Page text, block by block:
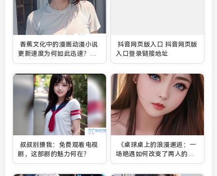
香蕉文化中的漫画动漫小说
更新速度为何如此迅速？资
源究竟有多丰富全面？
抖音网页版入口 抖音网页版
入口登录链接地址
叔叔别撩我：免费观看电视
剧，这部剧的魅力何在？
《桌球桌上的浪漫邂逅：一
场艳遇如何改变了两人的命
运？》